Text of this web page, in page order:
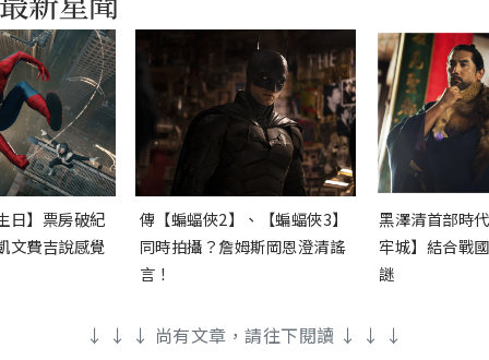
日】票房破紀
文費吉說感覺
傳【蝙蝠俠2】、【蝙蝠俠3】
同時拍攝？詹姆斯岡恩澄清謠
言！
黑澤清首部時
牢城】結合戰
謎
↓ ↓ ↓ 尚有文章，請往下閱讀 ↓ ↓ ↓